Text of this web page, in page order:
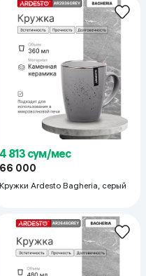
4 813 сум/мес
66 000
Кружки Ardesto Bagheria, серый